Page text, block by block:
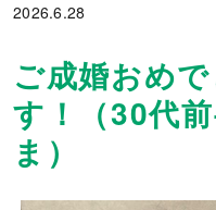
2026.6.28
ご成婚おめ
す！（30代
ま）